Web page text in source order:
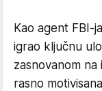
Kao agent FBI-
igrao ključnu
zasnovanom na
rasno